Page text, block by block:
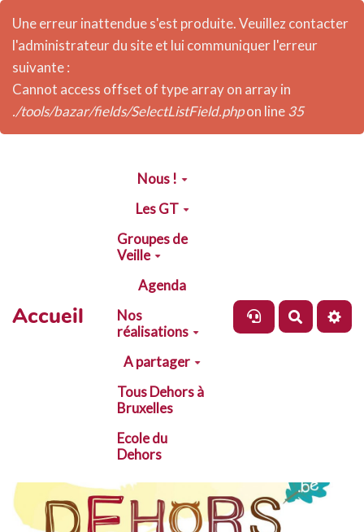
Une erreur inattendue s'est produite. Veuillez contacter
l'administrateur du site et lui communiquer l'erreur
suivante :
Cannot access offset of type array on array in
./tools/bazar/fields/SelectListField.phpon line35
Aller au contenu principal
Accueil
Nous !
Les GT
Groupes de
Veille
Agenda
Nos
réalisations
A partager
Tous Dehors à
Bruxelles
Ecole du
Dehors